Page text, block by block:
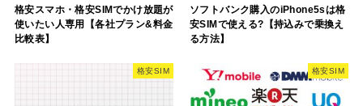
格安スマホ・格安SIMでかけ放題が
使いたい人専用【各社プラン&料金
比較表】
ソフトバンク購入のiPhone5sは格
安SIMで使える?【持込みで乗換え
る方法】
格安SIM 格安SIM